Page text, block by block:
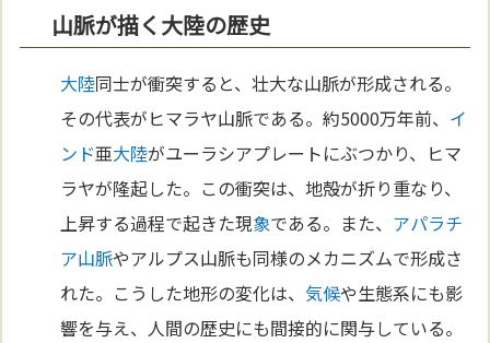
山脈が描く大陸の歴史
大陸同士が衝突すると、壮大な山脈が形成される。
その代表がヒマラヤ山脈である。約5000万年前、 イ
ンド亜大陸がユーラシアプレートにぶつかり、ヒマ
ラヤが隆起した。この衝突は、地殻が折り重なり、
上昇する過程で起きた現象である。また、 アパラチ
ア山脈やアルプス山脈も同様のメカニズムで形成さ
れた。こうした地形の変化は、気候や生態系にも影
響を与え、人間の歴史にも間接的に関与している。